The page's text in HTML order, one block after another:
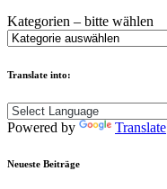
Kategorien – bitte wählen
Translate into:
Powered by Translate
Neueste Beiträge